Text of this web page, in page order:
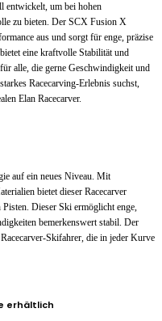
entwickelt, um bei hohen
zu bieten. Der SCX Fusion X
aus und sorgt für enge, präzise
eine kraftvolle Stabilität und
alle, die gerne Geschwindigkeit und
Racecarving-Erlebnis suchst,
Elan Racecarver.
auf ein neues Niveau. Mit
bietet dieser Racecarver
Dieser Ski ermöglicht enge,
bemerkenswert stabil. Der
Skifahrer, die in jeder Kurve
erhältlich